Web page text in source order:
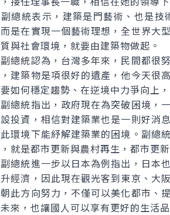
統表示，建築是門藝術、也是技
是在實現一個藝術理想，全世界大
與社會環境，就要由建築物做起。
統認為，台灣多年來，民間都很努
建築物是項很好的遺產，他今天很
如何穩定趨勢、在逆境中力爭向上
統指出，政府現在為突破困境，一
投資，相信對建築業也是一則好消
環境下能紓解建築業的困境。副總
就是都市更新與農村再生，都市更
統進一步以日本為例指出，日本也
經濟，因此現在觀光客到東京、大
此方向努力，不僅可以美化都市、
來，也讓國人可以享有更好的生活品